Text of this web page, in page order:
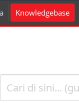
Knowledgebase